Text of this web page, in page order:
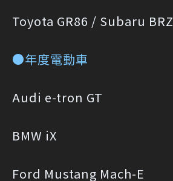
Toyota GR86 / Subaru BRZ
●年度電動車
Audi e-tron GT
BMW iX
Ford Mustang Mach-E